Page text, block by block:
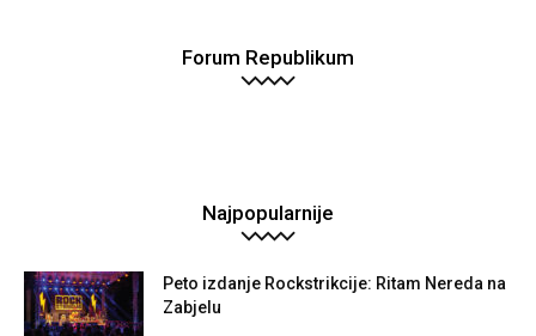
Forum Republikum
Najpopularnije
Peto izdanje Rockstrikcije: Ritam Nereda na
Zabjelu